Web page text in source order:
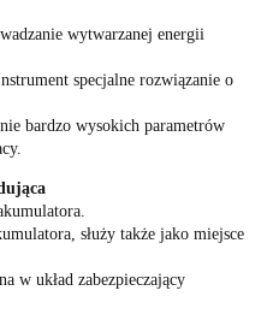
wytwarzanej energii
specjalne rozwiązanie o
bardzo wysokich parametrów
służy także jako miejsce
w układ zabezpieczający